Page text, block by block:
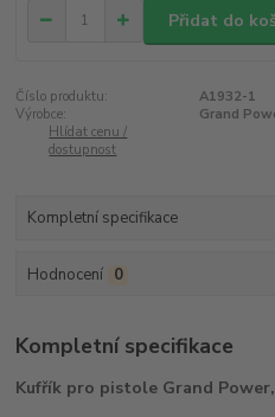
Přidat do
Číslo produktu:
A1932-1
Výrobce:
Grand
Hlídat cenu /
dostupnost
Kompletní specifikace
Hodnocení 0
Kompletní specifikace
Kufřík pro pistole Grand